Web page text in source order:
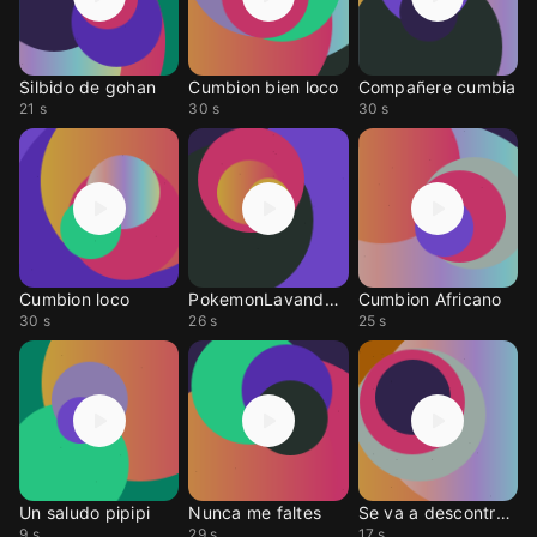
Silbido de gohan
21 s
Cumbion bien loco
30 s
Compañere cumbia
30 s
Cumbion loco
30 s
PokemonLavandaCumbia
26 s
Cumbion Africano
25 s
Un saludo pipipi Nunca me faltes Se va a descontrolar